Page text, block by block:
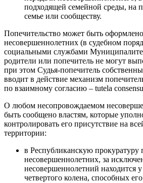
подходящей семейной среды, на
семье или сообществу.
Попечительство может быть
несовершеннолетних (в судебном
социальными службами
родители или попечитель не могут
при этом Судья-попечитель
вводит в действие механизм
по взаимному согласию – tutela
О любом несопровождаемом
быть сообщено властям, которые
контролировать его присутствие на
территории:
в Республиканскую прокуратуру
несовершеннолетних, за
несовершеннолетний находится
четвертого колена, способных